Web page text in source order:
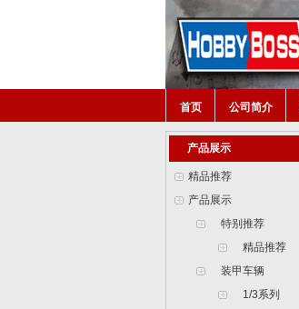
首页 公司简介
产品展示
精品推荐
产品展示
特别推荐
精品推荐
装甲车辆
1/3系列